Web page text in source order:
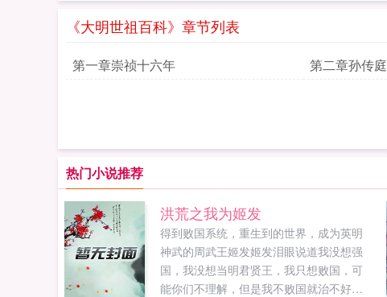
《大明世祖百科》章节列表
第一章崇祯十六年 第二章孙传庭
热门小说推荐
洪荒之我为姬发
得到败国系统，重生到的世界，成为英明
神武的周武王姬发姬发泪眼说道我没想强
国，我没想当明君贤王，我只想败国，可
能你们不理解，但是我不败国就治不好病